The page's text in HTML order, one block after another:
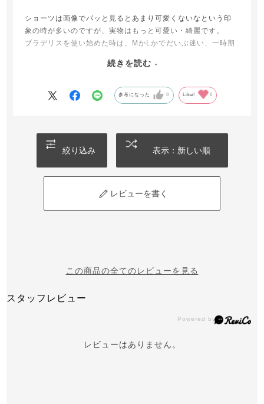
ショーツは画像でパッと見るとあまり可愛くないなという印
象の時が多いのですが、実物はもっと可愛い・綺麗です。
ブラデリスを使い始めた時は、MかLかでだいぶ迷い、一時期
りましたが、現在はLに落ち着いています。
続きを読む
参考になった 0 Like! 0
絞り込み 表示：新しい順
レビューを書く
この商品の全てのレビューを見る
スタッフレビュー
レビューはありません。